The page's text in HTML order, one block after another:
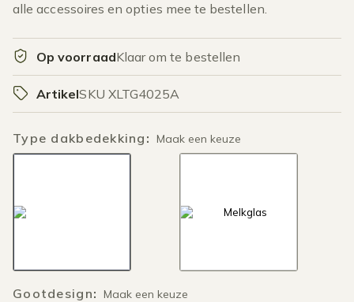
alle accessoires en opties mee te bestellen.
Op voorraadKlaar om te bestellen
ArtikelSKU XLTG4025A
Type dakbedekking : Maak een keuze
Gootdesign: Maak een keuze